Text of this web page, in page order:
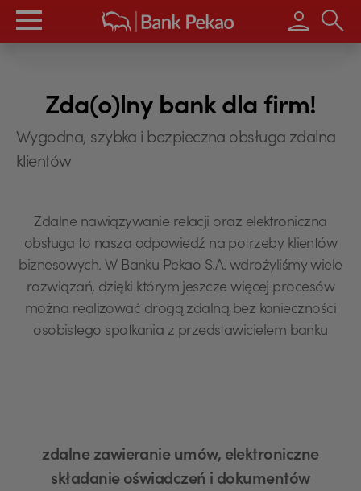
Wpisz
Zda(o)lny bank dla firm!
Wygodna, szybka i bezpieczna obsługa zdalna
klientów
Zdalne nawiązywanie relacji oraz elektroniczna
obsługa to nasza odpowiedź na potrzeby klientów
biznesowych. W Banku Pekao S.A. wdrożyliśmy wiele
rozwiązań, dzięki którym jeszcze więcej procesów
można realizować drogą zdalną bez konieczności
osobistego spotkania z przedstawicielem banku
zdalne zawieranie umów, elektroniczne
składanie oświadczeń i dokumentów